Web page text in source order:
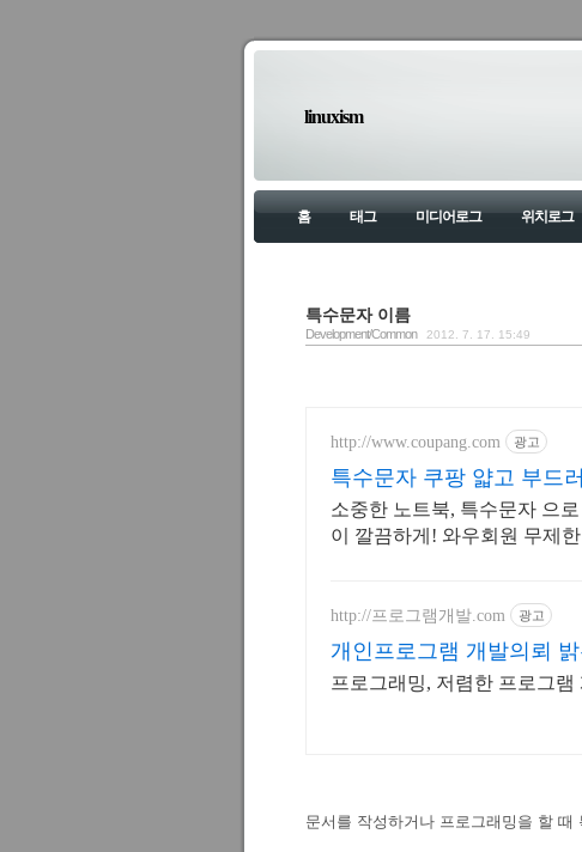
linuxism
홈 태그 미디어로그 위치로그
특수문자 이름
Development/Common 2012. 7. 17. 15:49
http://www.coupang.com 광고
특수문자 쿠팡 얇고 부드
소중한 노트북, 특수문자 으
이 깔끔하게! 와우회원 무제
http://프로그램개발.com 광고
개인프로그램 개발의뢰 밝
프로그래밍, 저렴한 프로그
문서를 작성하거나 프로그래밍을 할